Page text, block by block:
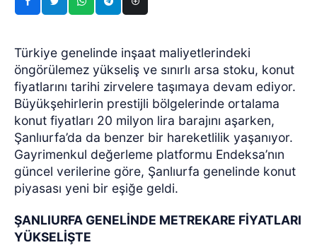
Türkiye genelinde inşaat maliyetlerindeki
öngörülemez yükseliş ve sınırlı arsa stoku, konut
fiyatlarını tarihi zirvelere taşımaya devam ediyor.
Büyükşehirlerin prestijli bölgelerinde ortalama
konut fiyatları 20 milyon lira barajını aşarken,
Şanlıurfa’da da benzer bir hareketlilik yaşanıyor.
Gayrimenkul değerleme platformu Endeksa’nın
güncel verilerine göre, Şanlıurfa genelinde konut
piyasası yeni bir eşiğe geldi.
ŞANLIURFA GENELİNDE METREKARE FİYATLARI
YÜKSELİŞTE